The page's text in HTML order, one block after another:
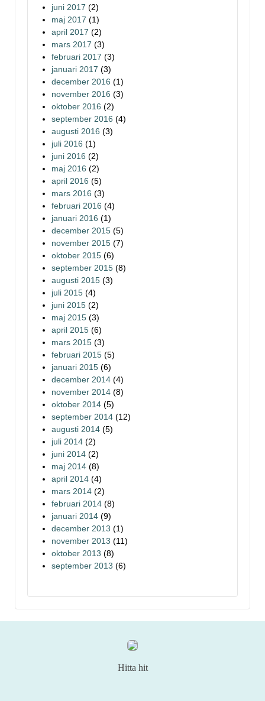
juni 2017 (2)
maj 2017 (1)
april 2017 (2)
mars 2017 (3)
februari 2017 (3)
januari 2017 (3)
december 2016 (1)
november 2016 (3)
oktober 2016 (2)
september 2016 (4)
augusti 2016 (3)
juli 2016 (1)
juni 2016 (2)
maj 2016 (2)
april 2016 (5)
mars 2016 (3)
februari 2016 (4)
januari 2016 (1)
december 2015 (5)
november 2015 (7)
oktober 2015 (6)
september 2015 (8)
augusti 2015 (3)
juli 2015 (4)
juni 2015 (2)
maj 2015 (3)
april 2015 (6)
mars 2015 (3)
februari 2015 (5)
januari 2015 (6)
december 2014 (4)
november 2014 (8)
oktober 2014 (5)
september 2014 (12)
augusti 2014 (5)
juli 2014 (2)
juni 2014 (2)
maj 2014 (8)
april 2014 (4)
mars 2014 (2)
februari 2014 (8)
januari 2014 (9)
december 2013 (1)
november 2013 (11)
oktober 2013 (8)
september 2013 (6)
Hitta hit